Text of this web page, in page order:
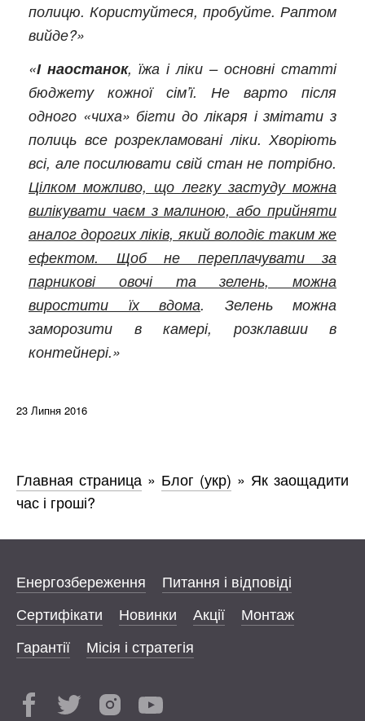
полицю. Користуйтеся, пробуйте. Раптом
вийде?»
«І наостанок, їжа і ліки – основні статті
бюджету кожної сім’ї. Не варто після
одного «чиха» бігти до лікаря і змітати з
полиць все розрекламовані ліки. Хворіють
всі, але посилювати свій стан не потрібно.
Цілком можливо, що легку застуду можна
вилікувати чаєм з малиною, або прийняти
аналог дорогих ліків, який володіє таким же
ефектом. Щоб не переплачувати за
парникові овочі та зелень, можна
виростити їх вдома. Зелень можна
заморозити в камері, розклавши в
контейнері.»
23 Липня 2016
Главная страница » Блог (укр) » Як заощадити
час і гроші?
Енергозбереження
Питання і відповіді
Сертифікати
Новинки Акції
Монтаж
Гарантії
Місія і стратегія